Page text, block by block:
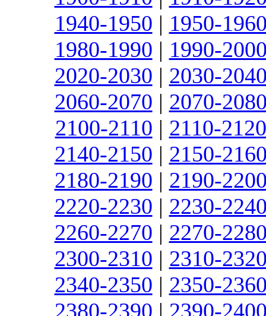
1940-1950 | 1950-
1980-1990 | 1990-
2020-2030 | 2030-
2060-2070 | 2070-
2100-2110 | 2110-2120
2140-2150 | 2150-
2180-2190 | 2190-
2220-2230 | 2230-
2260-2270 | 2270-
2300-2310 | 2310-
2340-2350 | 2350-
2380-2390 | 2390-